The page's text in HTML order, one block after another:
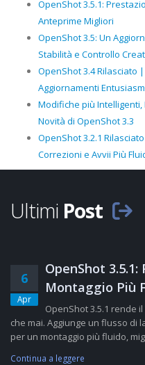
OpenShot 3.5.1:
Anteprime Migliori
OpenShot 3.5: Un
Stabilità e Controllo
OpenShot 3.4 Rilasciato
Aggiornamenti
Modifiche più
Novità di OpenShot 3.3
OpenShot 3.2.1
Correzioni e Avvii Più
Ultimi Post
6
Apr
OpenShot
Montaggio Più
OpenShot 3.5.1 rende
che mai. Aggiunge un flusso di
per un montaggio più fluido,
Continua a leggere